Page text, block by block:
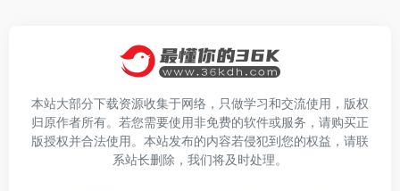
本站大部分下载资源收集于网络，只做学习和交流使用，版权
归原作者所有。若您需要使用非免费的软件或服务，请购买正
版授权并合法使用。本站发布的内容若侵犯到您的权益，请联
系站长删除，我们将及时处理。